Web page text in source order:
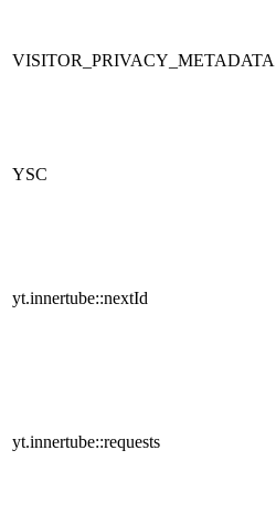
VISITOR_PRIVACY_METADATA
YSC
yt.innertube::nextId
yt.innertube::requests